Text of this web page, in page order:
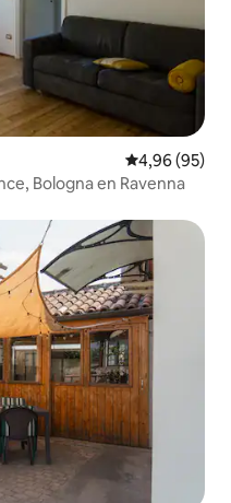
Gemiddelde
4,96 (95)
Bologna en Ravenna